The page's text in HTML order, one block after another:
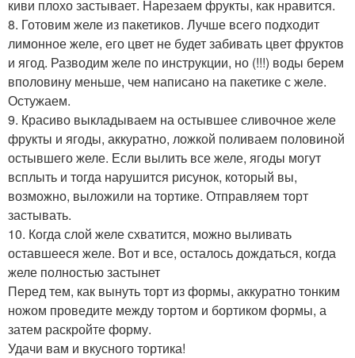
киви плохо застывает. Нарезаем фрукты, как нравится.
8. Готовим желе из пакетиков. Лучше всего подходит
лимонное желе, его цвет не будет забивать цвет фруктов
и ягод. Разводим желе по инструкции, но (!!!) воды берем
вполовину меньше, чем написано на пакетике с желе.
Остужаем.
9. Красиво выкладываем на остывшее сливочное желе
фрукты и ягоды, аккуратно, ложкой поливаем половиной
остывшего желе. Если вылить все желе, ягоды могут
всплыть и тогда нарушится рисунок, который вы,
возможно, выложили на тортике. Отправляем торт
застывать.
10. Когда слой желе схватится, можно выливать
оставшееся желе. Вот и все, осталось дождаться, когда
желе полностью застынет
Перед тем, как вынуть торт из формы, аккуратно тонким
ножом проведите между тортом и бортиком формы, а
затем раскройте форму.
Удачи вам и вкусного тортика!